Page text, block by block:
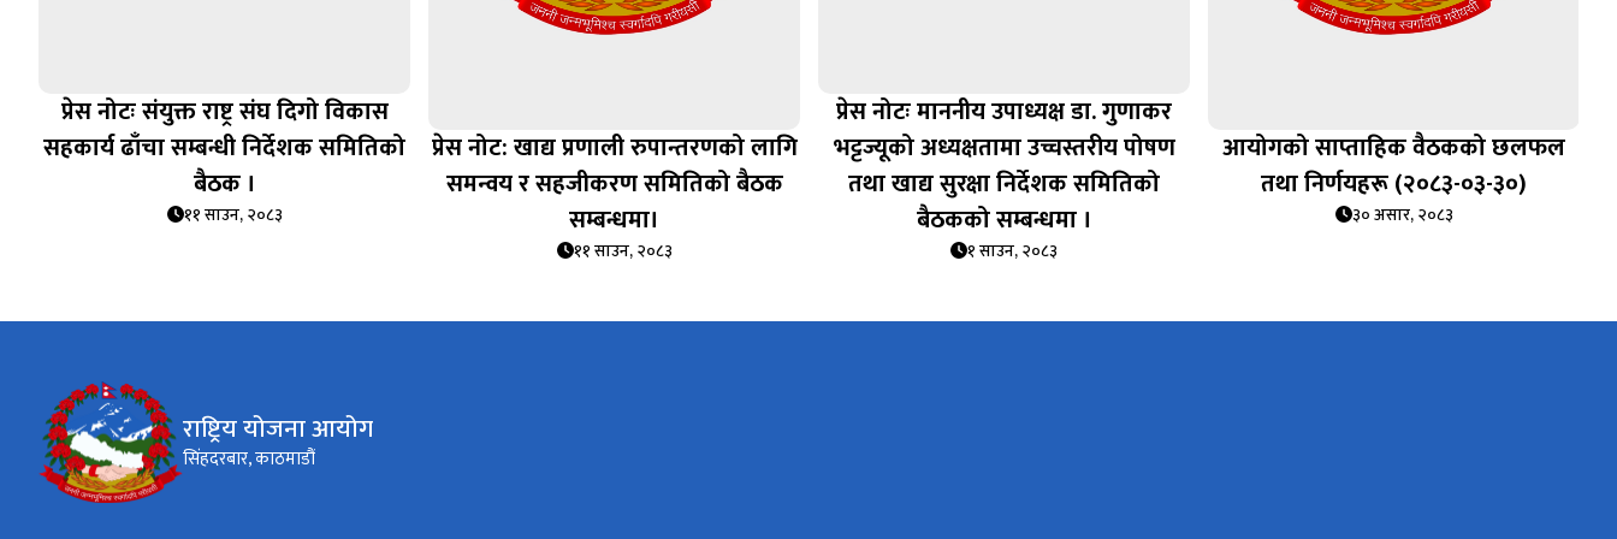
प्रेस नोटः संयुक्त राष्ट्र संघ दिगो विकास
सहकार्य ढाँचा सम्बन्धी निर्देशक समितिको
बैठक ।
११ साउन, २०८३
प्रेस नोट: खाद्य प्रणाली रुपान्तरणको लागि
समन्वय र सहजीकरण समितिको बैठक
सम्बन्धमा।
११ साउन, २०८३
प्रेस नोटः माननीय उपाध्यक्ष डा. गुणाकर
भट्टज्यूको अध्यक्षतामा उच्चस्तरीय पोषण
तथा खाद्य सुरक्षा निर्देशक समितिको
बैठकको सम्बन्धमा ।
१ साउन, २०८३
आयोगको साप्ताहिक वैठकको छलफल
तथा निर्णयहरू (२०८३-०३-३०)
३० असार, २०८३
राष्ट्रिय योजना आयोग
सिंहदरबार, काठमाडौं